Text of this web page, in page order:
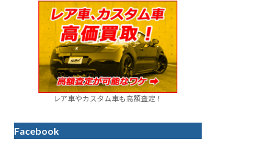
レア車やカスタム車も高額査定！
Facebook